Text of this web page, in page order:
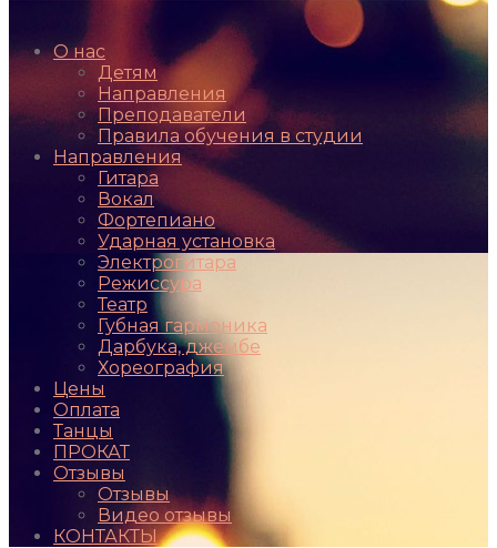
О нас
Детям
Направления
Преподаватели
Правила обучения в студии
Направления
Гитара
Вокал
Фортепиано
Ударная установка
Электрогитара
Режиссура
Театр
Губная гармоника
Дарбука, джембе
Хореография
Цены
Оплата
Танцы
ПРОКАТ
Отзывы
Отзывы
Видео отзывы
КОНТАКТЫ